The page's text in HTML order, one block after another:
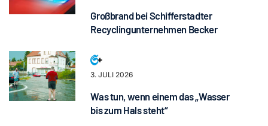
Großbrand bei Schifferstadter
Recyclingunternehmen Becker
3. JULI 2026
Was tun, wenn einem das „Wasser
bis zum Hals steht“